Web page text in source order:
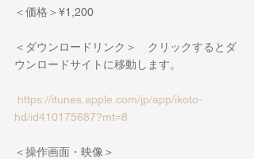
＜価格＞¥1,200
＜ダウンロードリンク＞　クリックするとダ
ウンロードサイトに移動します。
https://itunes.apple.com/jp/app/ikoto-
hd/id410175687?mt=8
＜操作画面・映像＞